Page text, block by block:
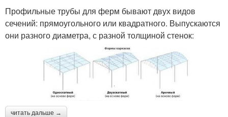
Профильные трубы для ферм бывают двух видов
сечений: прямоугольного или квадратного. Выпускаются
они разного диаметра, с разной толщиной стенок:
читать дальше →